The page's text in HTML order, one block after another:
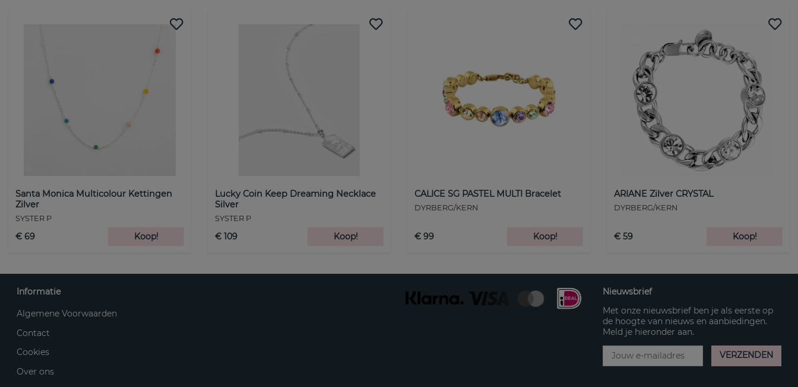
Santa Monica Multicolour Kettingen
Zilver
SYSTER P
€ 69 Koop!
Lucky Coin Keep Dreaming Necklace
Silver
SYSTER P
€ 109 Koop!
CALICE SG PASTEL MULTI Bracelet
DYRBERG/KERN
€ 99 Koop!
ARIANE Zilver CRYSTAL
DYRBERG/KERN
€ 59 Koop!
Informatie
Algemene Voorwaarden
Contact
Cookies
Over ons
Nieuwsbrief
Met onze nieuwsbrief ben je als eerste op
de hoogte van nieuws en aanbiedingen.
Meld je hieronder aan.
VERZENDEN